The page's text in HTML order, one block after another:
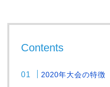
Contents
2020年大会の特徴